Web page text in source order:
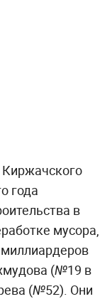
года
в
мусора,
(№19 в
(№52). Они